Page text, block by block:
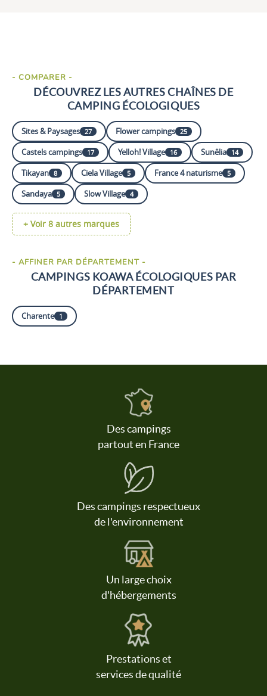
- COMPARER -
DÉCOUVREZ LES AUTRES CHAÎNES DE
CAMPING ÉCOLOGIQUES
Sites & Paysages 27 Flower campings 25
Castels campings 17 Yelloh! Village 16 Sunêlia 14
Tikayan 8 Ciela Village 5 France 4 naturisme 5
Sandaya 5 Slow Village 4
+ Voir 8 autres marques
- AFFINER PAR DÉPARTEMENT -
CAMPINGS KOAWA ÉCOLOGIQUES PAR
DÉPARTEMENT
Charente 1
Des campings
partout en France
Des campings respectueux
de l'environnement
Un large choix
d'hébergements
Prestations et
services de qualité